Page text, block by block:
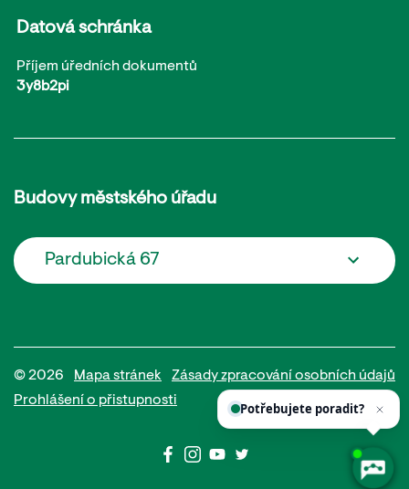
Datová schránka
Příjem úředních dokumentů
3y8b2pi
Budovy městského úřadu
Pardubická 67
© 2026 Mapa stránek
Zásady zpracování osobních údajů
Prohlášení o přistupnosti
Tvůrci webu
Potřebujete poradit?Zept